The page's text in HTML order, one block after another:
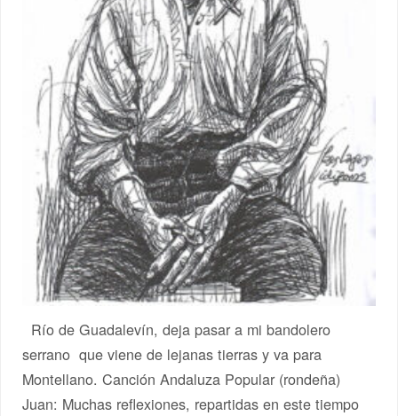
Río de Guadalevín, deja pasar a mi bandolero
serrano que viene de lejanas tierras y va para
Montellano. Canción Andaluza Popular (rondeña)
Juan: Muchas reflexiones, repartidas en este tiempo